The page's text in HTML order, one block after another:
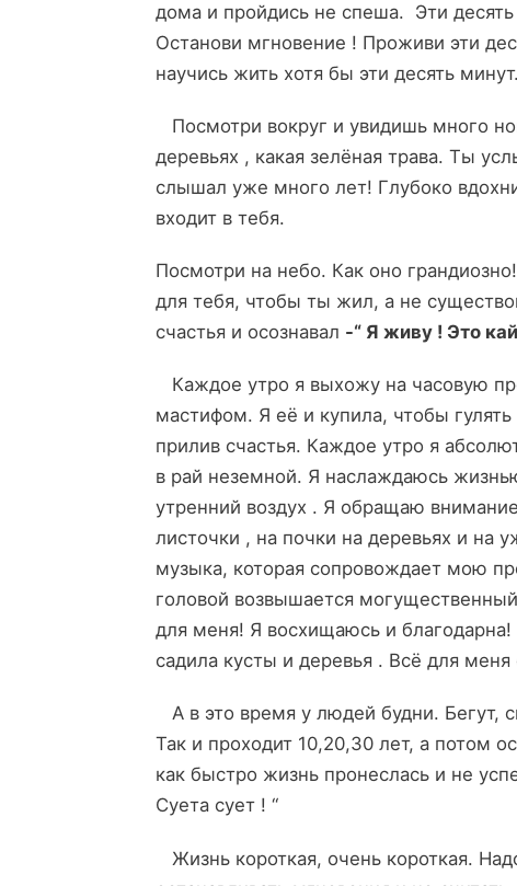
дома и пройдись не спеша. Эти
Останови мгновение ! Проживи эти
научись жить хотя бы эти десять минут.
Посмотри вокруг и увидишь много
деревьях , какая зелёная трава. Ты
слышал уже много лет! Глубоко
входит в тебя.
Посмотри на небо. Как оно
для тебя, чтобы ты жил, а не
счастья и осознавал -“ Я живу ! Это
Каждое утро я выхожу на часовую
мастифом. Я её и купила, чтобы гулять
прилив счастья. Каждое утро я
в рай неземной. Я наслаждаюсь
утренний воздух . Я обращаю
листочки , на почки на деревьях и на
музыка, которая сопровождает мою
головой возвышается
для меня! Я восхищаюсь и
садила кусты и деревья . Всё для
А в это время у людей будни. Бегут,
Так и проходит 10,20,30 лет, а потом
как быстро жизнь пронеслась и не
Суета сует ! “
Жизнь короткая, очень короткая.